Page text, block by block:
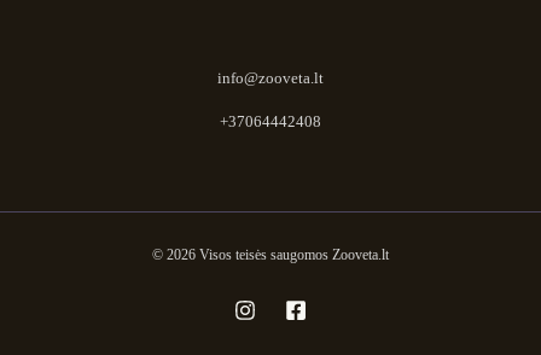
info@zooveta.lt
+37064442408
© 2026 Visos teisės saugomos Zooveta.lt